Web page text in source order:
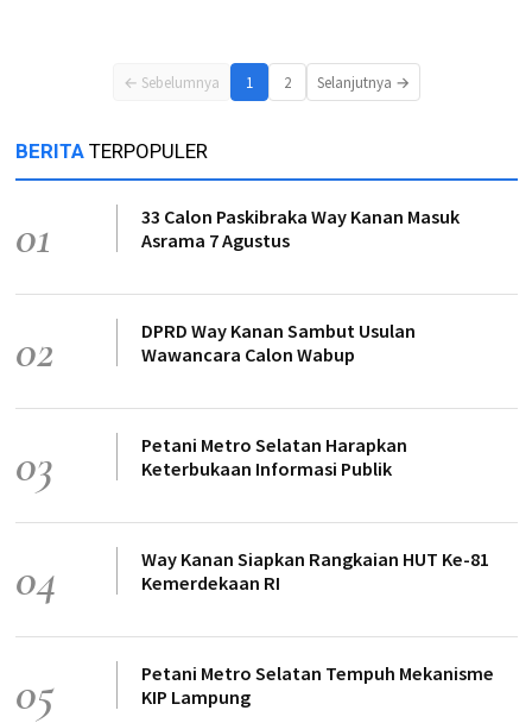
← Sebelumnya 1 2 Selanjutnya →
BERITA TERPOPULER
01
33 Calon Paskibraka Way Kanan Masuk
Asrama 7 Agustus
02
DPRD Way Kanan Sambut Usulan
Wawancara Calon Wabup
03
Petani Metro Selatan Harapkan
Keterbukaan Informasi Publik
04
Way Kanan Siapkan Rangkaian HUT Ke-81
Kemerdekaan RI
05
Petani Metro Selatan Tempuh Mekanisme
KIP Lampung